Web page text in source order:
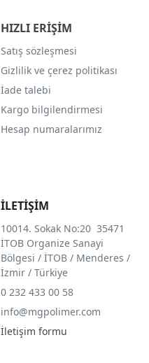
HIZLI ERİŞİM
Satış sözleşmesi
Gizlilik ve çerez politikası
İade talebi
Kargo bilgilendirmesi
Hesap numaralarımız
İLETİŞİM
10014. Sokak No:20 35471
İTOB Organize Sanayi
Bölgesi / İTOB / Menderes /
İzmir / Türkiye
0 232 433 00 58
info@mgpolimer.com
İletişim formu